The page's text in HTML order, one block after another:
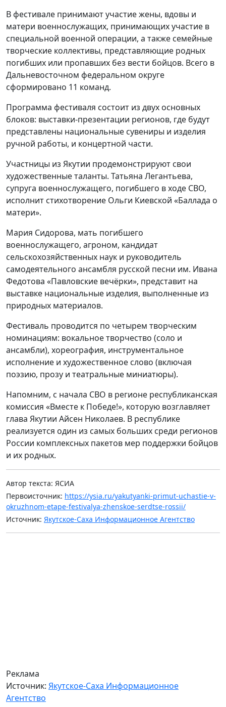
В фестивале принимают участие жены, вдовы и
матери военнослужащих, принимающих участие в
специальной военной операции, а также семейные
творческие коллективы, представляющие родных
погибших или пропавших без вести бойцов. Всего в
Дальневосточном федеральном округе
сформировано 11 команд.
Программа фестиваля состоит из двух основных
блоков: выставки-презентации регионов, где будут
представлены национальные сувениры и изделия
ручной работы, и концертной части.
Участницы из Якутии продемонстрируют свои
художественные таланты. Татьяна Легантьева,
супруга военнослужащего, погибшего в ходе СВО,
исполнит стихотворение Ольги Киевской «Баллада о
матери».
Мария Сидорова, мать погибшего
военнослужащего, агроном, кандидат
сельскохозяйственных наук и руководитель
самодеятельного ансамбля русской песни им. Ивана
Федотова «Павловские вечёрки», представит на
выставке национальные изделия, выполненные из
природных материалов.
Фестиваль проводится по четырем творческим
номинациям: вокальное творчество (соло и
ансамбли), хореография, инструментальное
исполнение и художественное слово (включая
поэзию, прозу и театральные миниатюры).
Напомним, с начала СВО в регионе республиканская
комиссия «Вместе к Победе!», которую возглавляет
глава Якутии Айсен Николаев. В республике
реализуется один из самых больших среди регионов
России комплексных пакетов мер поддержки бойцов
и их родных.
Автор текста: ЯСИА
Первоисточник: https://ysia.ru/yakutyanki-primut-uchastie-v-
okruzhnom-etape-festivalya-zhenskoe-serdtse-rossii/
Источник: Якутское-Саха Информационное Агентство
Реклама
Источник: Якутское-Саха Информационное
Агентство